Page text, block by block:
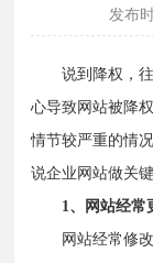
发布
说到降权，
心导致网站被降
情节较严重的情
说企业网站做关
1、网站经常
网站经常修